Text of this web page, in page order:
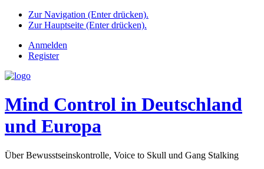
Zur Navigation (Enter drücken).
Zur Hauptseite (Enter drücken).
Anmelden
Register
Mind Control in Deutschland
und Europa
Über Bewusstseinskontrolle, Voice to Skull und Gang Stalking